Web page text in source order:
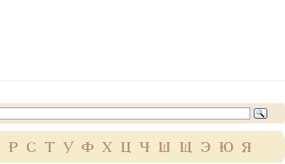
Р С Т У Ф Х Ц Ч Ш Щ Э Ю Я